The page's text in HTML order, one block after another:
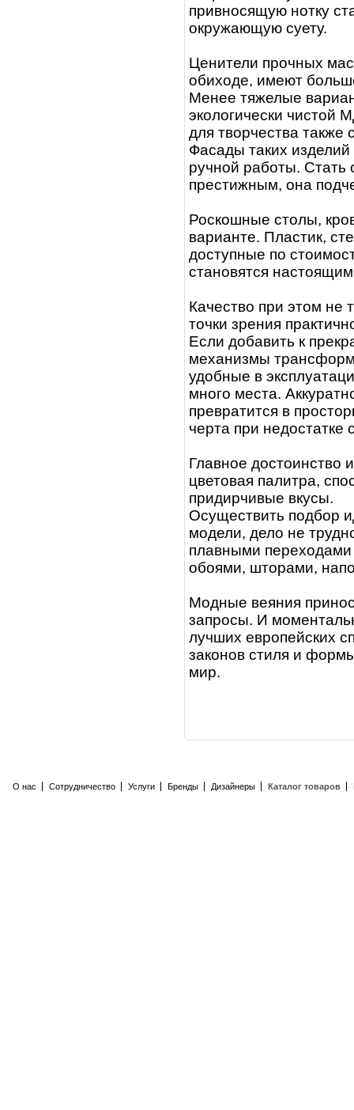
привносящую нотку
окружающую суету.
Ценители прочных
обиходе, имеют
Менее тяжелые
экологически чистой
для творчества также
Фасады таких
ручной работы. Стать
престижным, она
Роскошные столы,
варианте. Пластик,
доступные по
становятся
Качество при этом не
точки зрения
Если добавить к
механизмы
удобные в
много места.
превратится в
черта при
Главное достоинство
цветовая палитра,
придирчивые вкусы.
Осуществить подбор
модели, дело не
плавными
обоями, шторами,
Модные веяния
запросы. И
лучших европейских
законов стиля и
мир.
О нас Сотрудничество Услуги Бренды Дизайнеры Каталог товаров